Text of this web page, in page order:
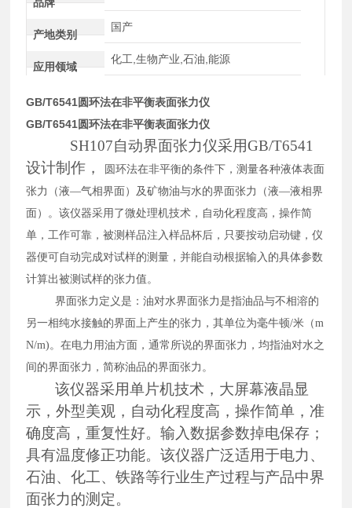
产地类别
国产
应用领域
化工,生物产业,石油,能源
GB/T6541圆环法在非平衡表面张力仪
GB/T6541圆环法在非平衡表面张力仪
SH107自动界面张力仪采用GB/T6541
设计制作，
圆环法在非平衡的条件下，测量各种液体表面
张力（液—气相界面）及矿物油与水的界面张力（液—液相界
面）
。该仪器采用了微处理机技术，自动化程度高，操作简
单，工作可靠，被测样品注入样品杯后，只要按动启动键，仪
器便可自动完成对试样的测量，并能自动根据输入的具体参数
计算出被测试样的张力值。
界面张力定义是：油对水界面张力是指油品与不相溶的
另一相纯水接触的界面上产生的张力，其单位为毫牛顿/米（m
N/m)。在电力用油方面，通常所说的界面张力，均指油对水之
间的界面张力，简称油品的界面张力。
该仪器采用单片机技术，大屏幕液晶显
示，外型美观，自动化程度高，操作简单，准
确度高，重复性好。输入数据参数掉电保存；
具有温度修正功能。该仪器广泛适用于电力、
石油、化工、铁路等行业生产过程与产品中界
面张力的测定。